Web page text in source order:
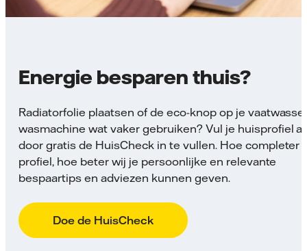
Energie besparen thuis?
Radiatorfolie plaatsen of de eco-knop op je
wasmachine wat vaker gebruiken? Vul je huisprofiel
door gratis de HuisCheck in te vullen. Hoe completer
profiel, hoe beter wij je persoonlijke en relevante
bespaartips en adviezen kunnen geven.
Doe de HuisCheck